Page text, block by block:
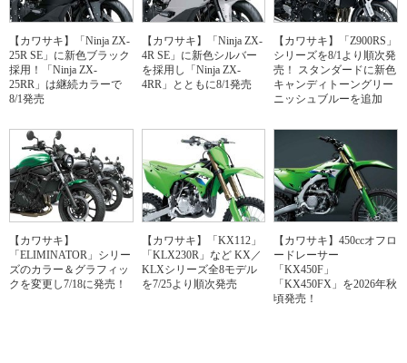
【カワサキ】「Ninja ZX-
25R SE」に新色ブラック
採用！「Ninja ZX-
25RR」は継続カラーで
8/1発売
【カワサキ】「Ninja ZX-
4R SE」に新色シルバー
を採用し「Ninja ZX-
4RR」とともに8/1発売
【カワサキ】「Z900RS」
シリーズを8/1より順次発
売！ スタンダードに新色
キャンディトーングリー
ニッシュブルーを追加
【カワサキ】
「ELIMINATOR」シリー
ズのカラー＆グラフィッ
クを変更し7/18に発売！
【カワサキ】「KX112」
「KLX230R」など KX／
KLXシリーズ全8モデル
を7/25より順次発売
【カワサキ】450ccオフロ
ードレーサー
「KX450F」
「KX450FX」を2026年秋
頃発売！